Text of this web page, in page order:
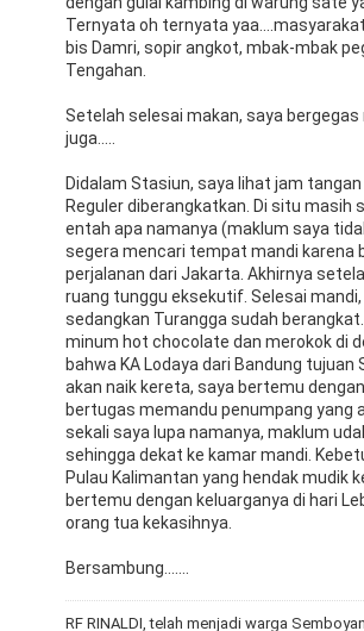
Ternyata oh ternyata
bis Damri, sopir angkot, mbak-mbak
Tengahan.
Setelah selesai makan, saya
juga.....
Didalam Stasiun, saya lihat jam
Reguler diberangkatkan. Di situ masih
entah apa namanya (maklum saya
segera mencari tempat mandi karena
perjalanan dari Jakarta. Akhirnya
ruang tunggu eksekutif. Selesai
sedangkan Turangga sudah
minum hot chocolate dan merokok di
bahwa KA Lodaya dari Bandung
akan naik kereta, saya bertemu
bertugas memandu penumpang yang
sekali saya lupa namanya, maklum
sehingga dekat ke kamar mandi.
Pulau Kalimantan yang hendak mudik
bertemu dengan keluarganya di hari
orang tua kekasihnya.
Bersambung.......
RF RINALDI, telah menjadi warga